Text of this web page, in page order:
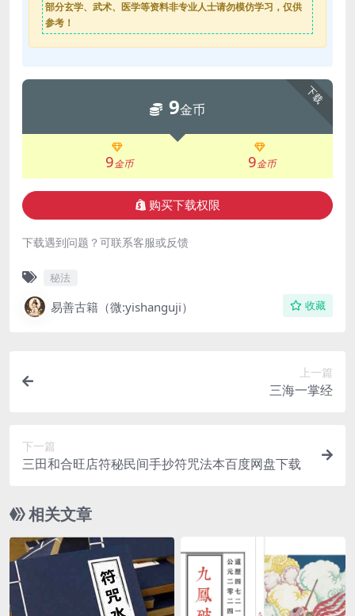
部分玄学、武术、医学等资料非专业人士请勿模仿学习，仅供
参考！
下载
9金币
9金币 9金币
购买下载权限
下载遇到问题？可联系客服或反馈
秘法
易善古籍（微:yishanguji） 收藏
上一篇
三海一掌经
下一篇
三田和合旺店符秘民间手抄符咒法本百度网盘下载
相关文章